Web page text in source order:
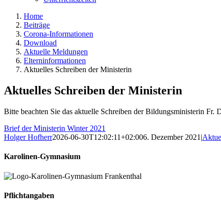
Home
Beiträge
Corona-Informationen
Download
Aktuelle Meldungen
Elterninformationen
Aktuelles Schreiben der Ministerin
Aktuelles Schreiben der Ministerin
Bitte beachten Sie das aktuelle Schreiben der Bildungsministerin Fr.
Brief der Ministerin Winter 2021
Holger Hofherr2026-06-30T12:02:11+02:006. Dezember 2021 |
Karolinen-Gymnasium
Pflichtangaben